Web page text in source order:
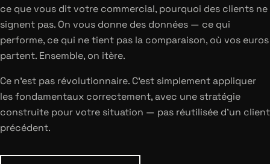
ce que vous dit votre commercial, pourquoi des clients ne
signent pas. On vous donne des données — ce qui
performe, ce qui ne tient pas la comparaison, où vos euros
partent. Ensemble, on itère.
Ce n'est pas révolutionnaire. C'est simplement appliquer
les fondamentaux correctement, avec une stratégie
construite pour votre situation — pas réutilisée d'un client
précédent.